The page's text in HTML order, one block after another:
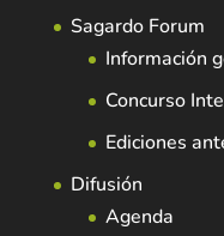
Sagardo Forum
Información
Concurso
Ediciones
Difusión
Agenda